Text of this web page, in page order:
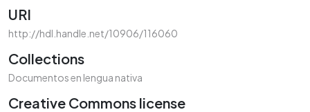
URI
http://hdl.handle.net/10906/116060
Collections
Documentos en lengua nativa
Creative Commons license